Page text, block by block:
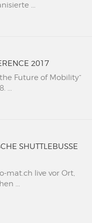
...
2017
Future of Mobility“
...
SHUTTLEBUSSE
mat.ch live vor Ort,
...